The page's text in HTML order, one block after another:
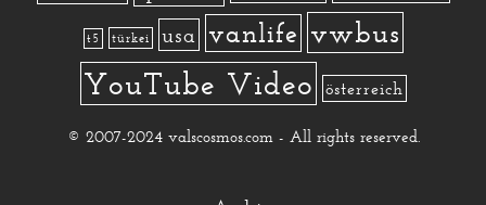
t5 türkei usa vanlife vwbus
YouTube Video österreich
© 2007-2024 valscosmos.com - All rights reserved.